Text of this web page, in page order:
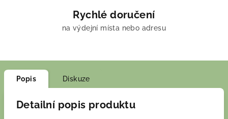
Rychlé doručení
na výdejní místa nebo adresu
Popis Diskuze
Detailní popis produktu